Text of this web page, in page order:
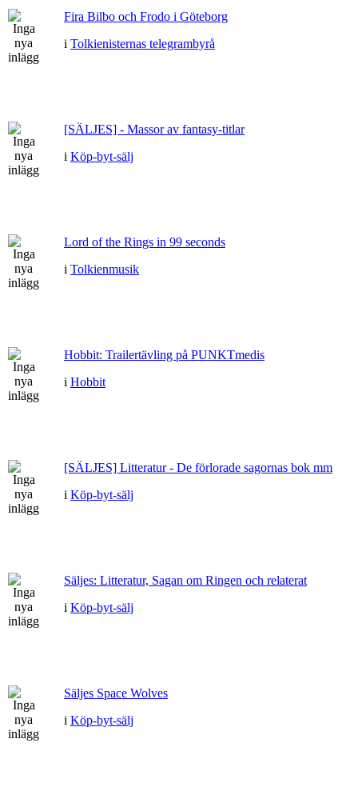
Fira Bilbo och Frodo i Göteborg
i Tolkienisternas telegrambyrå
[SÄLJES] - Massor av fantasy-titlar
i Köp-byt-sälj
Lord of the Rings in 99 seconds
i Tolkienmusik
Hobbit: Trailertävling på PUNKTmedis
i Hobbit
[SÄLJES] Litteratur - De förlorade sagornas bok mm
i Köp-byt-sälj
Säljes: Litteratur, Sagan om Ringen och relaterat
i Köp-byt-sälj
Säljes Space Wolves
i Köp-byt-sälj